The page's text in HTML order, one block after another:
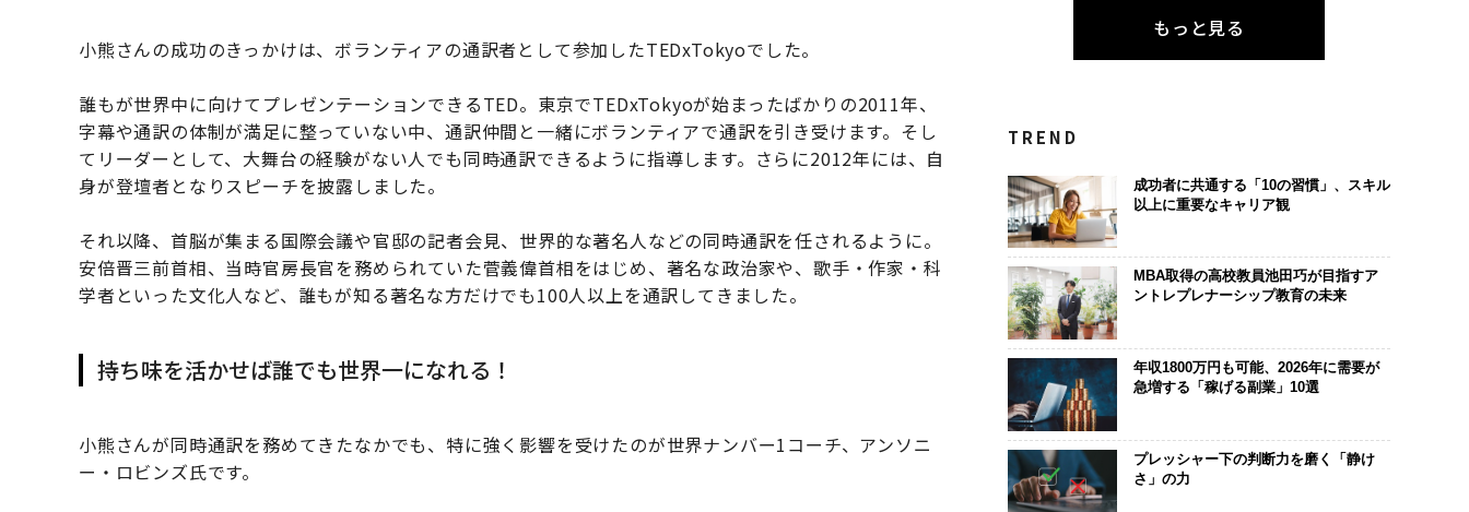
小熊さんの成功のきっかけは、ボランティアの通訳者として参加したTEDxTokyoでした。
誰もが世界中に向けてプレゼンテーションできるTED。東京でTEDxTokyoが始まったばかりの2011年、
字幕や通訳の体制が満足に整っていない中、通訳仲間と一緒にボランティアで通訳を引き受けます。そし
てリーダーとして、大舞台の経験がない人でも同時通訳できるように指導します。さらに2012年には、自
身が登壇者となりスピーチを披露しました。
それ以降、首脳が集まる国際会議や官邸の記者会見、世界的な著名人などの同時通訳を任されるように。
安倍晋三前首相、当時官房長官を務められていた菅義偉首相をはじめ、著名な政治家や、歌手・作家・科
学者といった文化人など、誰もが知る著名な方だけでも100人以上を通訳してきました。
持ち味を活かせば誰でも世界一になれる！
小熊さんが同時通訳を務めてきたなかでも、特に強く影響を受けたのが世界ナンバー1コーチ、アンソニ
ー・ロビンズ氏です。
もっと見る
TREND
成功者に共通する「10の習慣」、スキル
以上に重要なキャリア観
MBA取得の高校教員池田巧が目指すア
ントレプレナーシップ教育の未来
年収1800万円も可能、2026年に需要が
急増する「稼げる副業」10選
プレッシャー下の判断力を磨く「静け
さ」の力